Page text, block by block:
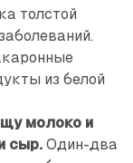
толстой
из белой
молоко и
сыр.Один-два